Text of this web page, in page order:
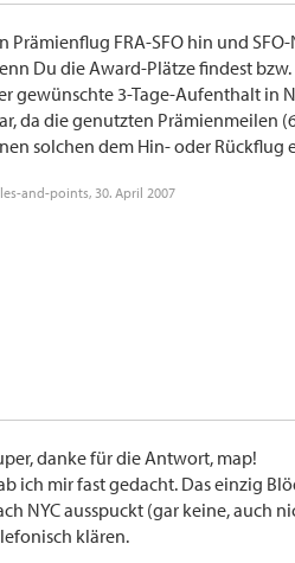
Prämienflug FRA-SFO hin und
Du die Award-Plätze findest
gewünschte 3-Tage-Aufenthalt in
da die genutzten Prämienmeilen
solchen dem Hin- oder Rückflug
and-points, 30. April 2007
danke für die Antwort, map!
ich mir fast gedacht. Das einzig
NYC ausspuckt (gar keine, auch
klären.